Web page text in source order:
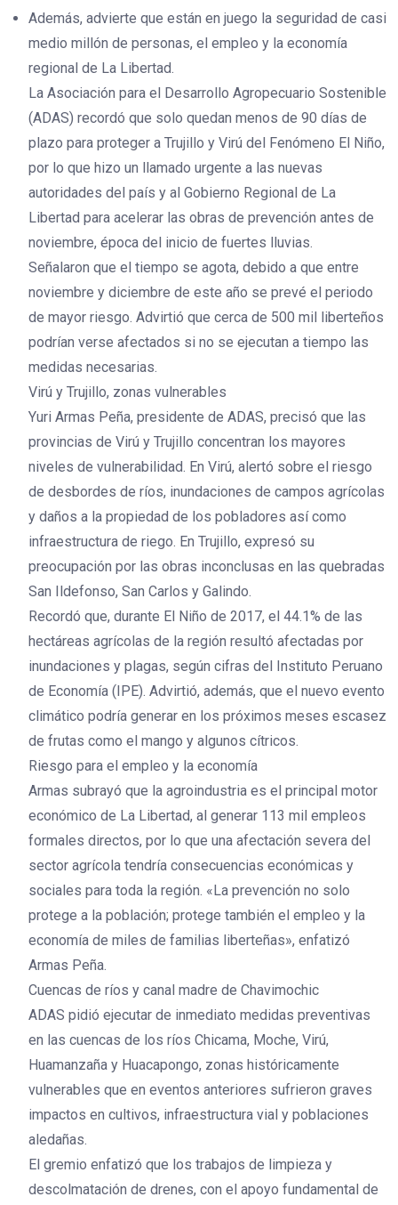
Además, advierte que están en juego la seguridad de casi
medio millón de personas, el empleo y la economía
regional de La Libertad.
La Asociación para el Desarrollo Agropecuario Sostenible
(ADAS) recordó que solo quedan menos de 90 días de
plazo para proteger a Trujillo y Virú del Fenómeno El Niño,
por lo que hizo un llamado urgente a las nuevas
autoridades del país y al Gobierno Regional de La
Libertad para acelerar las obras de prevención antes de
noviembre, época del inicio de fuertes lluvias.
Señalaron que el tiempo se agota, debido a que entre
noviembre y diciembre de este año se prevé el periodo
de mayor riesgo. Advirtió que cerca de 500 mil liberteños
podrían verse afectados si no se ejecutan a tiempo las
medidas necesarias.
Virú y Trujillo, zonas vulnerables
Yuri Armas Peña, presidente de ADAS, precisó que las
provincias de Virú y Trujillo concentran los mayores
niveles de vulnerabilidad. En Virú, alertó sobre el riesgo
de desbordes de ríos, inundaciones de campos agrícolas
y daños a la propiedad de los pobladores así como
infraestructura de riego. En Trujillo, expresó su
preocupación por las obras inconclusas en las quebradas
San Ildefonso, San Carlos y Galindo.
Recordó que, durante El Niño de 2017, el 44.1% de las
hectáreas agrícolas de la región resultó afectadas por
inundaciones y plagas, según cifras del Instituto Peruano
de Economía (IPE). Advirtió, además, que el nuevo evento
climático podría generar en los próximos meses escasez
de frutas como el mango y algunos cítricos.
Riesgo para el empleo y la economía
Armas subrayó que la agroindustria es el principal motor
económico de La Libertad, al generar 113 mil empleos
formales directos, por lo que una afectación severa del
sector agrícola tendría consecuencias económicas y
sociales para toda la región. «La prevención no solo
protege a la población; protege también el empleo y la
economía de miles de familias liberteñas», enfatizó
Armas Peña.
Cuencas de ríos y canal madre de Chavimochic
ADAS pidió ejecutar de inmediato medidas preventivas
en las cuencas de los ríos Chicama, Moche, Virú,
Huamanzaña y Huacapongo, zonas históricamente
vulnerables que en eventos anteriores sufrieron graves
impactos en cultivos, infraestructura vial y poblaciones
aledañas.
El gremio enfatizó que los trabajos de limpieza y
descolmatación de drenes, con el apoyo fundamental de